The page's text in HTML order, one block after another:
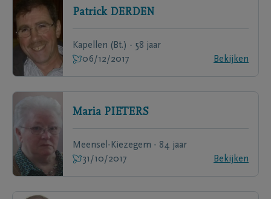
Patrick DERDEN
Kapellen (Bt.) - 58 jaar
06/12/2017
Bekijken
Maria PIETERS
Meensel-Kiezegem - 84 jaar
31/10/2017
Bekijken